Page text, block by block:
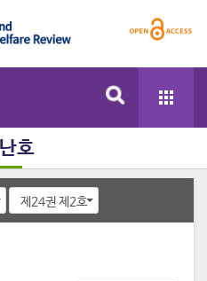
호
제24권 제2호